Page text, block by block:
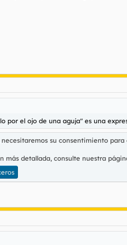
por el ojo de una aguja" es una
su consentimiento
más detallada, consulte nuestra